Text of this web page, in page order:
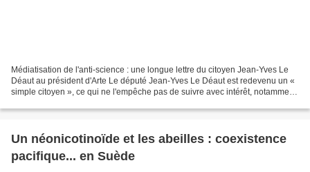
Médiatisation de l'anti-science : une longue lettre du citoyen Jean-Yves Le
Déaut au président d'Arte Le député Jean-Yves Le Déaut est redevenu un «
simple citoyen », ce qui ne l'empêche pas de suivre avec intérêt, notamment,
Un néonicotinoïde et les abeilles : coexistence
pacifique... en Suède